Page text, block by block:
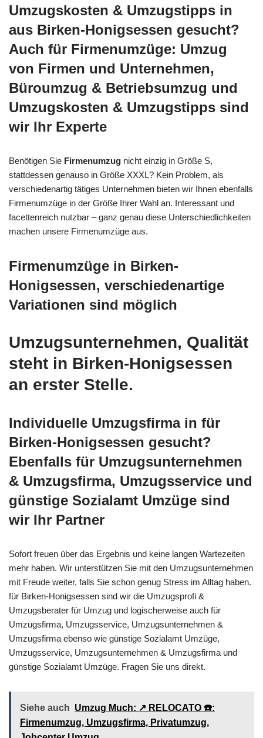
Umzugskosten & Umzugstipps in
aus Birken-Honigsessen gesucht?
Auch für Firmenumzüge: Umzug
von Firmen und Unternehmen,
Büroumzug & Betriebsumzug und
Umzugskosten & Umzugstipps sind
wir Ihr Experte
Benötigen Sie Firmenumzug nicht einzig in Größe S,
stattdessen genauso in Größe XXXL? Kein Problem, als
verschiedenartig tätiges Unternehmen bieten wir Ihnen ebenfalls
Firmenumzüge in der Größe Ihrer Wahl an. Interessant und
facettenreich nutzbar – ganz genau diese Unterschiedlichkeiten
machen unsere Firmenumzüge aus.
Firmenumzüge in Birken-
Honigsessen, verschiedenartige
Variationen sind möglich
Umzugsunternehmen, Qualität
steht in Birken-Honigsessen
an erster Stelle.
Individuelle Umzugsfirma in für
Birken-Honigsessen gesucht?
Ebenfalls für Umzugsunternehmen
& Umzugsfirma, Umzugsservice und
günstige Sozialamt Umzüge sind
wir Ihr Partner
Sofort freuen über das Ergebnis und keine langen Wartezeiten
mehr haben. Wir unterstützen Sie mit den Umzugsunternehmen
mit Freude weiter, falls Sie schon genug Stress im Alltag haben.
für Birken-Honigsessen sind wir die Umzugsprofi &
Umzugsberater für Umzug und logischerweise auch für
Umzugsfirma, Umzugsservice, Umzugsunternehmen &
Umzugsfirma ebenso wie günstige Sozialamt Umzüge,
Umzugsservice, Umzugsunternehmen & Umzugsfirma und
günstige Sozialamt Umzüge. Fragen Sie uns direkt.
Siehe auch Umzug Much: ↗️ RELOCATO ☎️:
Firmenumzug, Umzugsfirma, Privatumzug,